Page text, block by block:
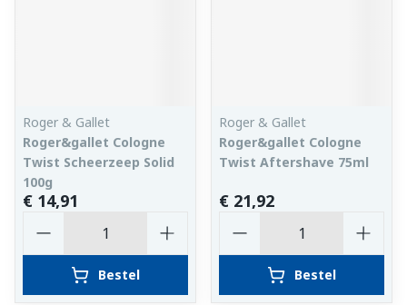
Roger & Gallet
Roger&gallet Cologne
Twist Scheerzeep Solid
100g
€ 14,91
Bestel
Roger & Gallet
Roger&gallet Cologne
Twist Aftershave 75ml
€ 21,92
Bestel